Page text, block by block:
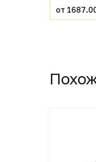
от